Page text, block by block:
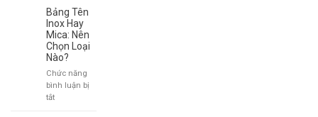
Nghiệp
Cho
Doanh
Nghiệp
Hiệu
Alu
Chữ
Nổi
Sang
Trọng,
Bền
Bảng Tên
Inox Hay
Mica: Nên
Chọn Loại
Nào?
Chức năng
bình luận bị
tắtở